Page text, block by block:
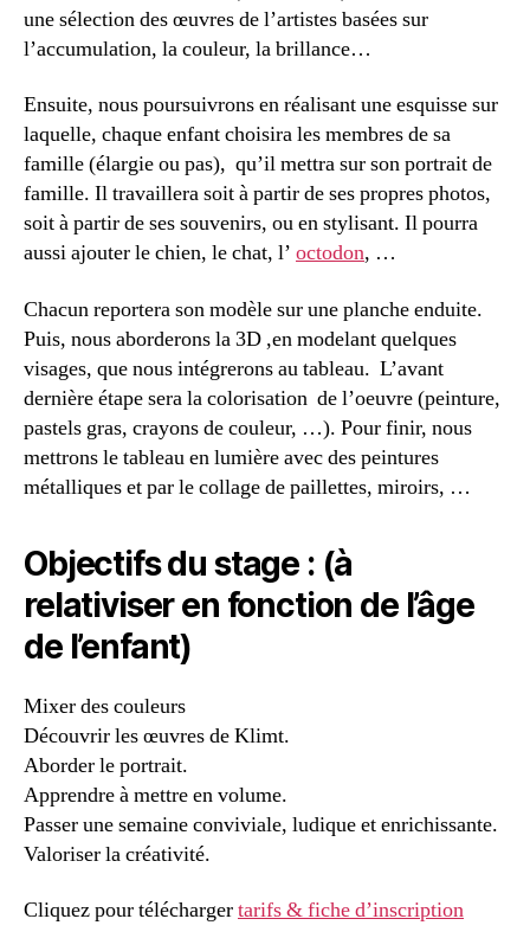
une sélection des œuvres de l’artistes basées sur
l’accumulation, la couleur, la brillance…
Ensuite, nous poursuivrons en réalisant une esquisse sur
laquelle, chaque enfant choisira les membres de sa
famille (élargie ou pas), qu’il mettra sur son portrait de
famille. Il travaillera soit à partir de ses propres photos,
soit à partir de ses souvenirs, ou en stylisant. Il pourra
aussi ajouter le chien, le chat, l’ octodon, …
Chacun reportera son modèle sur une planche enduite.
Puis, nous aborderons la 3D ,en modelant quelques
visages, que nous intégrerons au tableau. L’avant
dernière étape sera la colorisation de l’oeuvre (peinture,
pastels gras, crayons de couleur, …). Pour finir, nous
mettrons le tableau en lumière avec des peintures
métalliques et par le collage de paillettes, miroirs, …
Objectifs du stage : (à
relativiser en fonction de l’âge
de l’enfant)
Mixer des couleurs
Découvrir les œuvres de Klimt.
Aborder le portrait.
Apprendre à mettre en volume.
Passer une semaine conviviale, ludique et enrichissante.
Valoriser la créativité.
Cliquez pour téléchargertarifs & fiche d’inscription